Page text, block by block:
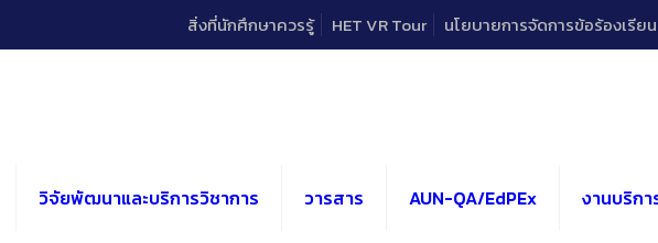
สิ่งที่นักศึกษาควรรู้ HET VR Tour นโยบายการจัดการข้อร้องเรียน
วิจัยพัฒนาและบริการวิชาการ วารสาร AUN-QA/EdPEx งานบริก